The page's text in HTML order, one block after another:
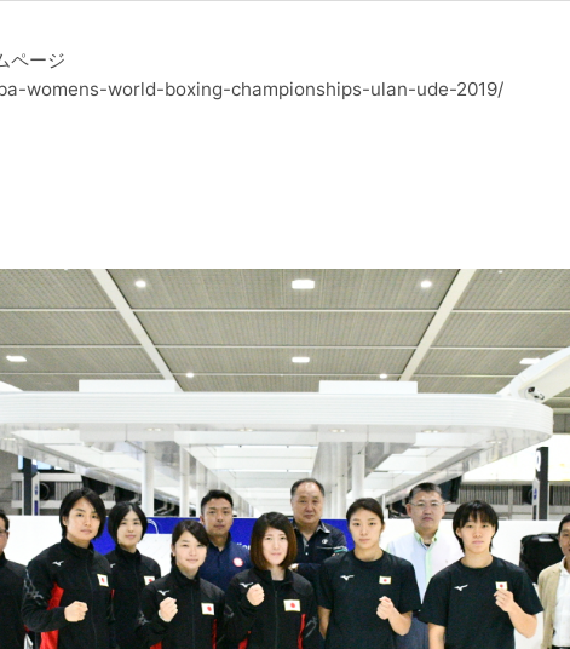
ページ
womens-world-boxing-championships-ulan-ude-2019/